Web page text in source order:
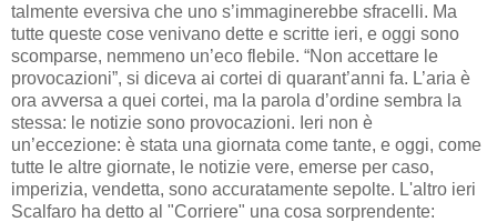
talmente eversiva che uno s’immaginerebbe sfracelli. Ma
tutte queste cose venivano dette e scritte ieri, e oggi sono
scomparse, nemmeno un’eco flebile. “Non accettare le
provocazioni”, si diceva ai cortei di quarant’anni fa. L’aria è
ora avversa a quei cortei, ma la parola d’ordine sembra la
stessa: le notizie sono provocazioni. Ieri non è
un’eccezione: è stata una giornata come tante, e oggi, come
tutte le altre giornate, le notizie vere, emerse per caso,
imperizia, vendetta, sono accuratamente sepolte. L'altro ieri
Scalfaro ha detto al "Corriere" una cosa sorprendente: